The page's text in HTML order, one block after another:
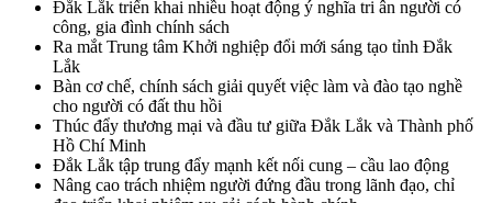
Đắk Lắk triển khai nhiều hoạt động ý nghĩa tri ân người có
công, gia đình chính sách
Ra mắt Trung tâm Khởi nghiệp đổi mới sáng tạo tỉnh Đắk
Lắk
Bàn cơ chế, chính sách giải quyết việc làm và đào tạo nghề
cho người có đất thu hồi
Thúc đẩy thương mại và đầu tư giữa Đắk Lắk và Thành phố
Hồ Chí Minh
Đắk Lắk tập trung đẩy mạnh kết nối cung – cầu lao động
Nâng cao trách nhiệm người đứng đầu trong lãnh đạo, chỉ